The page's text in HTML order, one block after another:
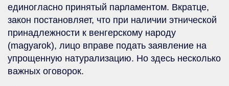
единогласно принятый парламентом. Вкратце,
закон постановляет, что при наличии этнической
принадлежности к венгерскому народу
(magyarok), лицо вправе подать заявление на
упрощенную натурализацию. Но здесь несколько
важных оговорок.